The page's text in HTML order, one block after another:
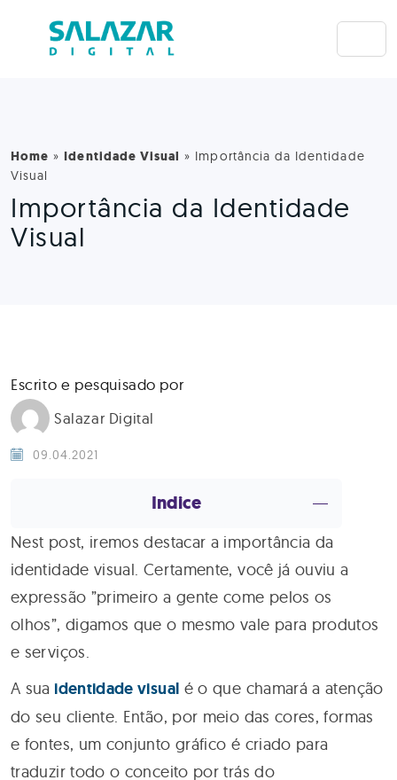
Home »Identidade Visual » Importância da Identidade
Visual
Importância da Identidade
Visual
Escrito e pesquisado por
Salazar Digital
09.04.2021
Indice
Nest post, iremos destacar a importância da
identidade visual. Certamente, você já ouviu a
expressão ”primeiro a gente come pelos os
olhos”, digamos que o mesmo vale para produtos
e serviços.
A sua identidade visual é o que chamará a atenção
do seu cliente. Então, por meio das cores, formas
e fontes, um conjunto gráfico é criado para
traduzir todo o conceito por trás do